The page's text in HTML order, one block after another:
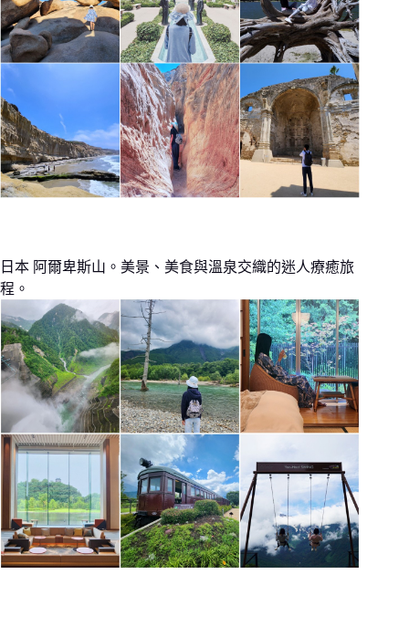
日本 阿爾卑斯山。美景、美食與溫泉交織的迷人療癒旅
程。